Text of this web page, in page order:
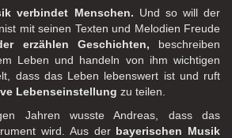
verbindet Menschen. Und so will der
mit seinen Texten und Melodien Freude
erzählen Geschichten, beschreiben
Leben und handeln von ihm wichtigen
dass das Leben lebenswert ist und ruft
Lebenseinstellung zu teilen.
Jahren wusste Andreas, dass das
wird. Aus der bayerischen Musik